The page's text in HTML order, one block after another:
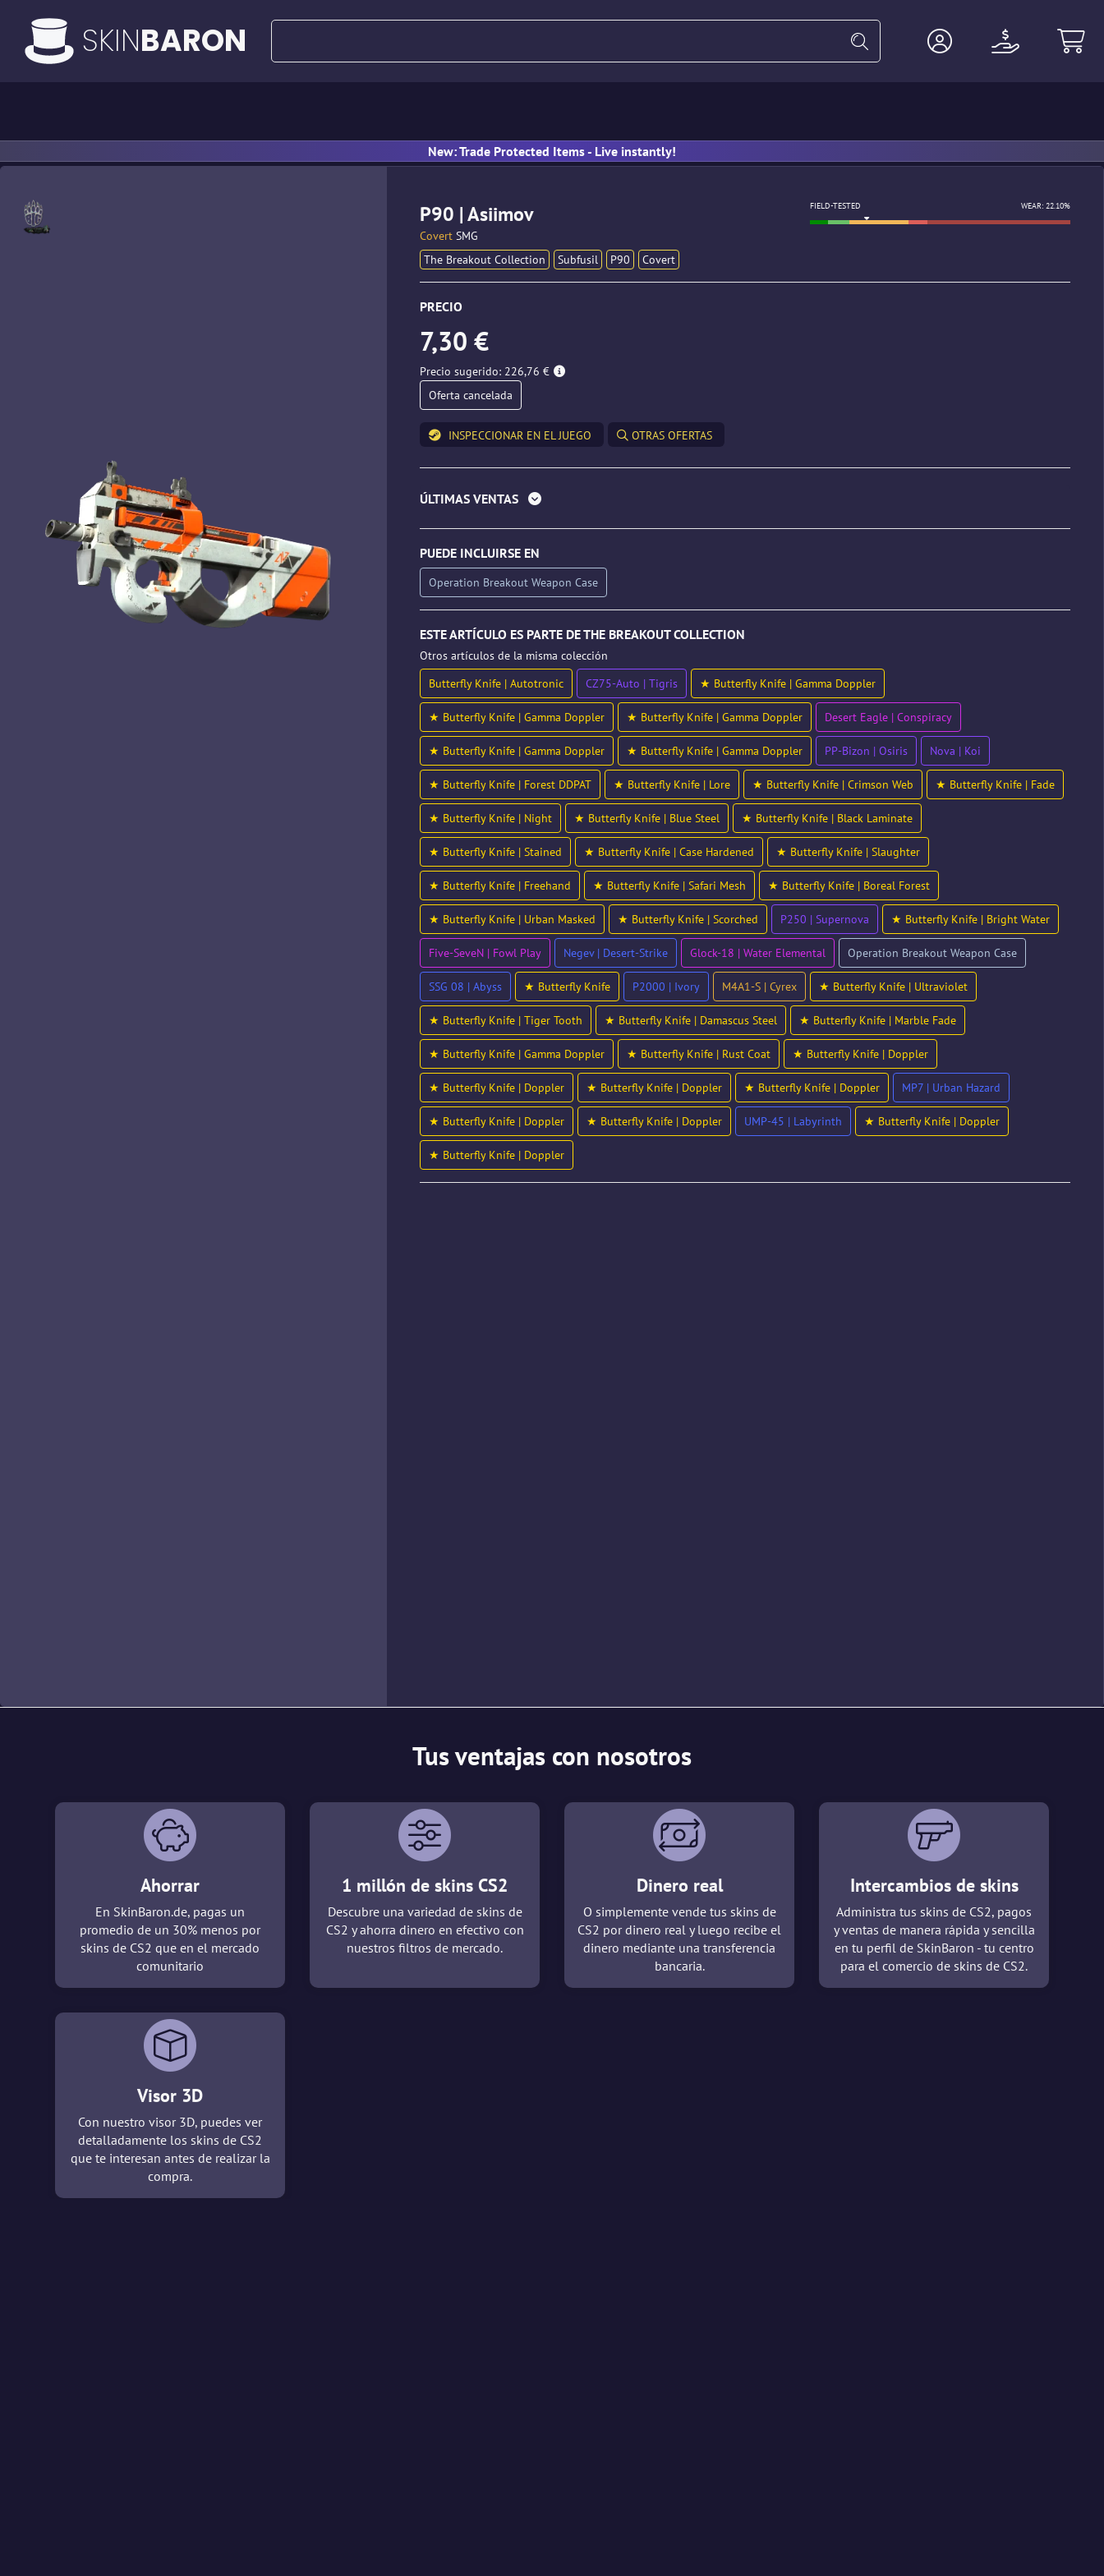
SKINBARON
New: Trade Protected Items - Live instantly!
P90 | Asiimov
Covert SMG
The Breakout Collection
Subfusil P90 Covert
FIELD-TESTED WEAR: 22.10%
PRECIO
7,30 €
Precio sugerido: 226,76 €
Oferta cancelada
INSPECCIONAR EN EL JUEGO OTRAS OFERTAS
ÚLTIMAS VENTAS
PUEDE INCLUIRSE EN
Operation Breakout Weapon Case
ESTE ARTÍCULO ES PARTE DE THE BREAKOUT COLLECTION
Otros artículos de la misma colección
Butterfly Knife | Autotronic
CZ75-Auto | Tigris ★ Butterfly Knife | Gamma Doppler
★ Butterfly Knife | Gamma Doppler ★ Butterfly Knife | Gamma Doppler Desert Eagle | Conspiracy
★ Butterfly Knife | Gamma Doppler ★ Butterfly Knife | Gamma Doppler PP-Bizon | Osiris Nova | Koi
★ Butterfly Knife | Forest DDPAT ★ Butterfly Knife | Lore ★ Butterfly Knife | Crimson Web ★ Butterfly Knife | Fade
★ Butterfly Knife | Night ★ Butterfly Knife | Blue Steel ★ Butterfly Knife | Black Laminate
★ Butterfly Knife | Stained ★ Butterfly Knife | Case Hardened ★ Butterfly Knife | Slaughter
★ Butterfly Knife | Freehand ★ Butterfly Knife | Safari Mesh ★ Butterfly Knife | Boreal Forest
★ Butterfly Knife | Urban Masked ★ Butterfly Knife | Scorched P250 | Supernova ★ Butterfly Knife | Bright Water
Five-SeveN | Fowl Play Negev | Desert-Strike Glock-18 | Water Elemental Operation Breakout Weapon Case
SSG 08 | Abyss ★ Butterfly Knife P2000 | Ivory M4A1-S | Cyrex ★ Butterfly Knife | Ultraviolet
★ Butterfly Knife | Tiger Tooth ★ Butterfly Knife | Damascus Steel ★ Butterfly Knife | Marble Fade
★ Butterfly Knife | Gamma Doppler ★ Butterfly Knife | Rust Coat ★ Butterfly Knife | Doppler
★ Butterfly Knife | Doppler ★ Butterfly Knife | Doppler ★ Butterfly Knife | Doppler MP7 | Urban Hazard
★ Butterfly Knife | Doppler ★ Butterfly Knife | Doppler UMP-45 | Labyrinth ★ Butterfly Knife | Doppler
★ Butterfly Knife | Doppler
Tus ventajas con nosotros
Ahorrar
En SkinBaron.de, pagas un
promedio de un 30% menos por
skins de CS2 que en el mercado
comunitario
1 millón de skins CS2
Descubre una variedad de skins de
CS2 y ahorra dinero en efectivo con
nuestros filtros de mercado.
Dinero real
O simplemente vende tus skins de
CS2 por dinero real y luego recibe el
dinero mediante una transferencia
bancaria.
Intercambios de skins
Administra tus skins de CS2, pagos
y ventas de manera rápida y sencilla
en tu perfil de SkinBaron - tu centro
para el comercio de skins de CS2.
Visor 3D
Con nuestro visor 3D, puedes ver
detalladamente los skins de CS2
que te interesan antes de realizar la
compra.